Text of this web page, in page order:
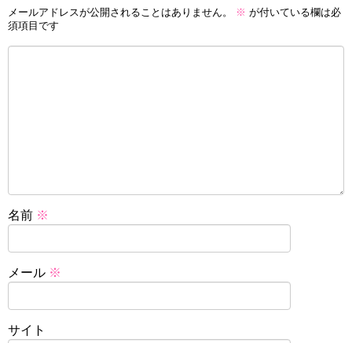
メールアドレスが公開されることはありません。 ※ が付いている欄は必
須項目です
名前 ※
メール ※
サイト